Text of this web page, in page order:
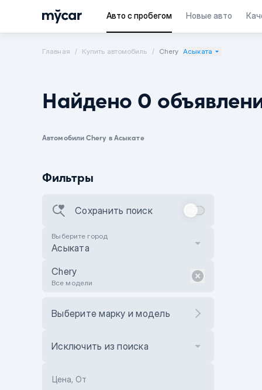
Авто с пробегом Новые авто
Главная Купить автомобиль Chery Асыката
Найдено 0
Автомобили Chery в Асыкате
Фильтры
Сохранить поиск
Выберите город
Асыката
Chery
Все модели
Выберите марку и модель
Исключить из поиска
Цена, От